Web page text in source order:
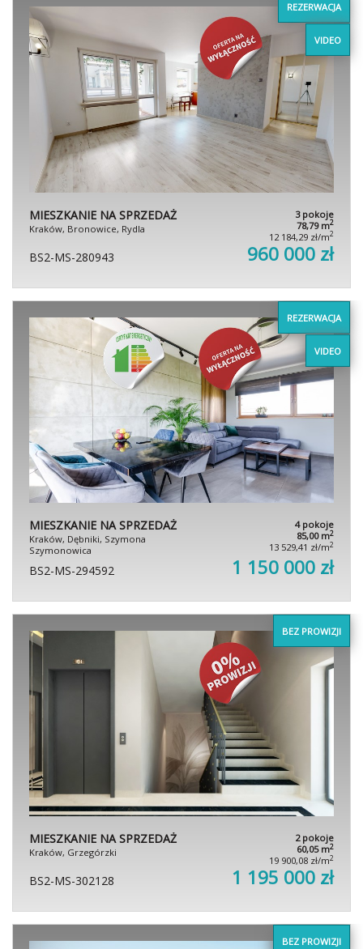
REZERWACJA
VIDEO
MIESZKANIE NA SPRZEDAŻ
Kraków, Bronowice, Rydla
3 pokoje
78,79 m2
12 184,29 zł/m2
BS2-MS-280943 960 000 zł
REZERWACJA
VIDEO
MIESZKANIE NA SPRZEDAŻ
Kraków, Dębniki, Szymona
Szymonowica
4 pokoje
85,00 m2
13 529,41 zł/m2
BS2-MS-294592 1 150 000 zł
BEZ PROWIZJI
MIESZKANIE NA SPRZEDAŻ
Kraków, Grzegórzki
2 pokoje
60,05 m2
19 900,08 zł/m2
BS2-MS-302128 1 195 000 zł
BEZ PROWIZJI